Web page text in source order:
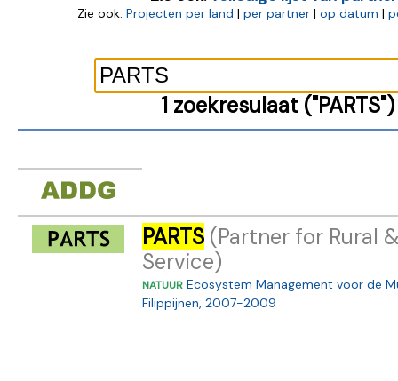
Zie ook: Projecten per land | per partner | op datum |
1 zoekresulaat ("PARTS")
PARTS (Partner for Rural
Service)
NATUUR Ecosystem Management voor de
Filippijnen, 2007-2009